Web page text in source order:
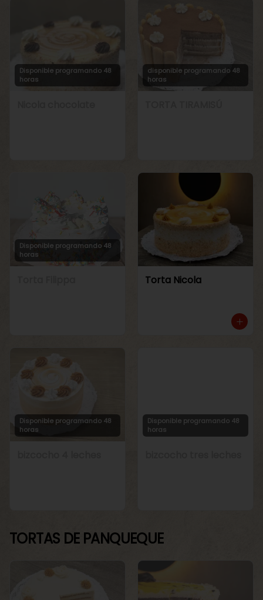
Disponible programando 48
horas
disponible programando 48
horas
Disponible programando 48
horas
Torta Nicola
Disponible programando 48
horas
Disponible programando 48
horas
TORTAS DE PANQUEQUE